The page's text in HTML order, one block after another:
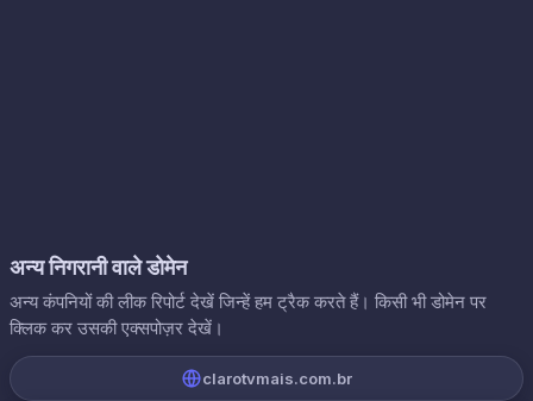
अन्य निगरानी वाले डोमेन
अन्य कंपनियों की लीक रिपोर्ट देखें जिन्हें हम ट्रैक करते हैं। किसी भी डोमेन पर
क्लिक कर उसकी एक्सपोज़र देखें।
clarotvmais.com.br